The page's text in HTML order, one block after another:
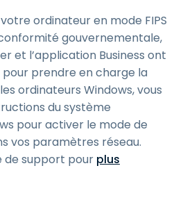
ordinateur en mode FIPS
gouvernementale,
et l’application Business ont
prendre en charge la
ordinateurs Windows, vous
du système
pour activer le mode de
vos paramètres réseau.
de support pour plus